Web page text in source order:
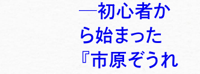
─初心者か
ら始まった
『市原ぞうれ